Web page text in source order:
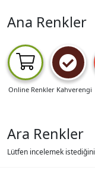
Ana Renkler
Online Renkler Kahverengi
Ara Renkler
Lütfen incelemek